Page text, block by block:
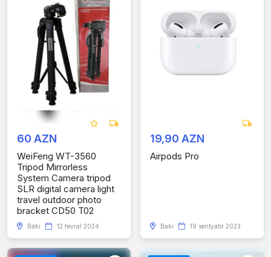
60 AZN
WeiFeng WT-3560
Tripod Mirrorless
System Camera tripod
SLR digital camera light
travel outdoor photo
bracket CD50 T02
Bakı 12 fevral 2024
19,90 AZN
Airpods Pro
Bakı 19 sentyabr 2023